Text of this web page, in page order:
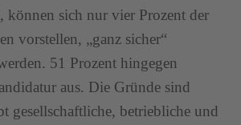
können sich nur vier Prozent der
vorstellen, „ganz sicher“
51 Prozent hingegen
aus. Die Gründe sind
gesellschaftliche, betriebliche und